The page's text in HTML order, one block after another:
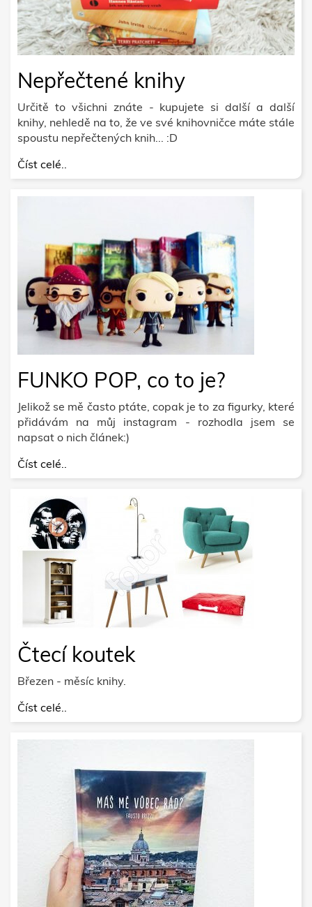
Nepřečtené knihy
Určitě to všichni znáte - kupujete si další a další
knihy, nehledě na to, že ve své knihovničce máte stále
spoustu nepřečtených knih... :D
Číst celé..
FUNKO POP, co to je?
Jelikož se mě často ptáte, copak je to za figurky, které
přidávám na můj instagram - rozhodla jsem se
napsat o nich článek:)
Číst celé..
Čtecí koutek
Březen - měsíc knihy.
Číst celé..